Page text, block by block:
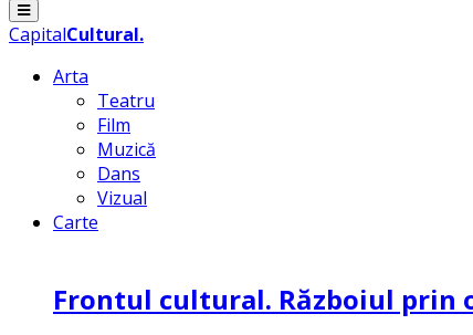
Menu
CapitalCultural.
Arta
Teatru
Film
Muzică
Dans
Vizual
Carte
Frontul cultural. Războiul prin